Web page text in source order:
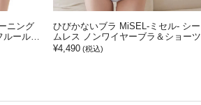
ニング
ルールブ
ひびかないブラ MiSEL-ミセル- シー
ムレス ノンワイヤーブラ＆ショーツ
¥4,490 (税込)